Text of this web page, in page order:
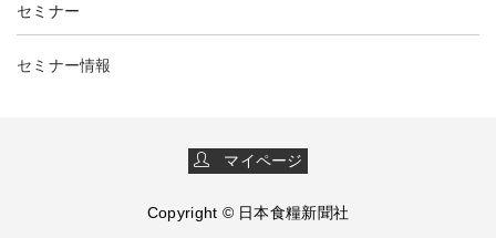
セミナー
セミナー情報
マイページ
Copyright © 日本食糧新聞社